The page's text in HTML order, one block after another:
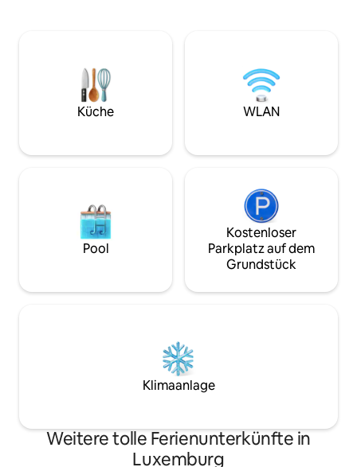
Luxus mit praktischen Merkmalen, die
längere Aufenthalte unkompliziert
machen: Arbeitsbereich, privater
Fitnessraum, sicherer Parkplatz,
produktiven Tag
historischen Zentrum
du auf der Suche
Urlaub bist, deine
Komfort, der für
Küche WLAN
Pool
Kostenloser
Parkplatz auf dem
Grundstück
Klimaanlage
Weitere tolle Ferienunterkünfte in
Luxemburg